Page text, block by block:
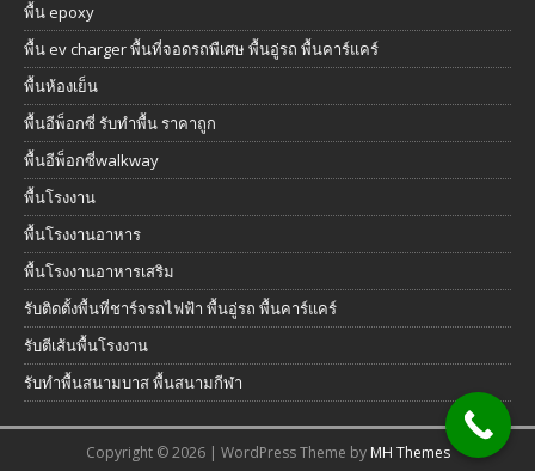
พื้น epoxy
พื้น ev charger พื้นที่จอดรถพืเศษ พื้นอู่รถ พื้นคาร์แคร์
พื้นห้องเย็น
พื้นอีพ็อกซี่ รับทำพื้น ราคาถูก
พื้นอีพ็อกซี่walkway
พื้นโรงงาน
พื้นโรงงานอาหาร
พื้นโรงงานอาหารเสริม
รับติดตั้งพื้นที่ชาร์จรถไฟฟ้า พื้นอู่รถ พื้นคาร์แคร์
รับตีเส้นพื้นโรงงาน
รับทำพื้นสนามบาส พื้นสนามกีฬา
Copyright © 2026 | WordPress Theme by MH Themes